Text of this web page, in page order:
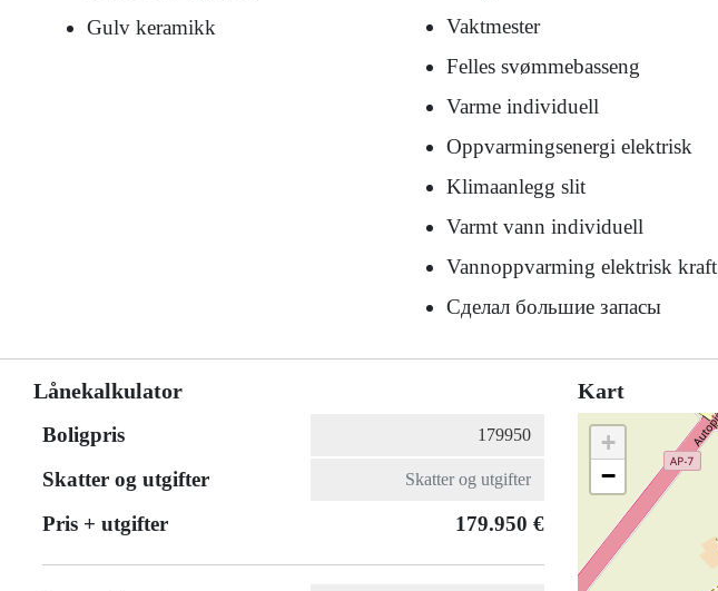
Gulv keramikk
Vaktmester
Felles svømmebasseng
Varme individuell
Oppvarmingsenergi elektrisk
Klimaanlegg slit
Varmt vann individuell
Vannoppvarming elektrisk kraft
Сделал большие запасы
Lånekalkulator
Boligpris
Skatter og utgifter
Pris + utgifter
179.950 €
Kart
+
−